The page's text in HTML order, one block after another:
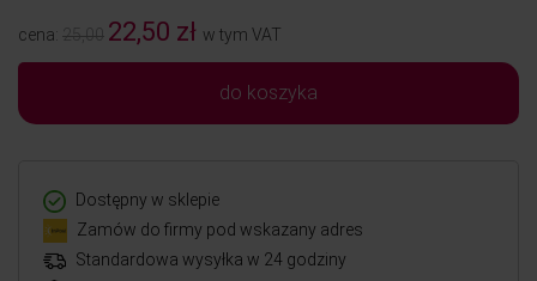
cena: 25,00 22,50 zł w tym VAT
do koszyka
Dostępny w sklepie
Zamów do firmy pod wskazany adres
Standardowa wysyłka w 24 godziny